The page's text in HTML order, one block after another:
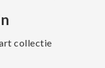
collectie